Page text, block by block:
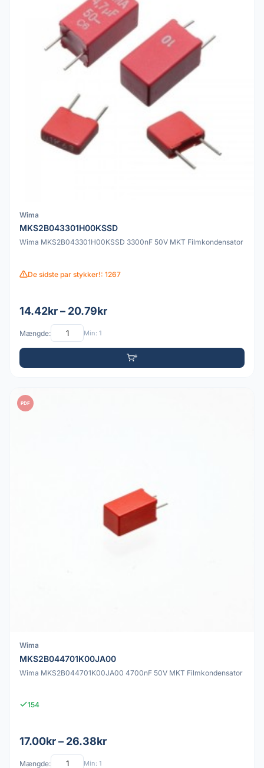
Wima
MKS2B043301H00KSSD
Wima MKS2B043301H00KSSD 3300nF 50V MKT Filmkondensator
De sidste par stykker!: 1267
14.42kr – 20.79kr
Mængde: Min: 1
PDF
Wima
MKS2B044701K00JA00
Wima MKS2B044701K00JA00 4700nF 50V MKT Filmkondensator
154
17.00kr – 26.38kr
Mængde: Min: 1